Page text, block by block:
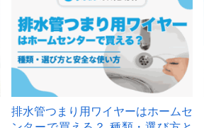
排水管つまり用ワイヤーはホームセ